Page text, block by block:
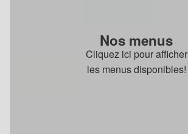
Nos menus
Cliquez ici pour afficher
les menus disponibles!